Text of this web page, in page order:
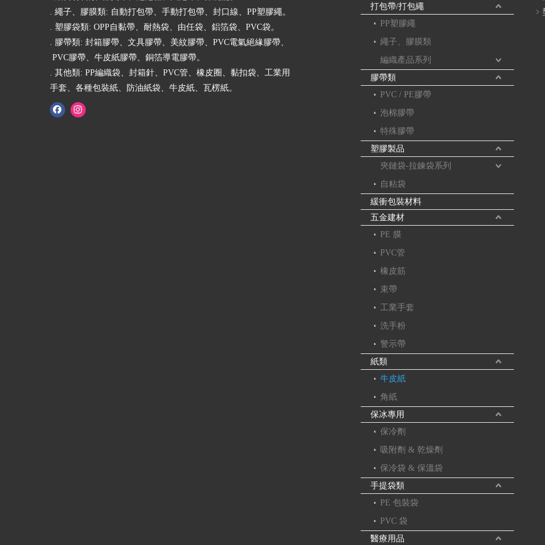
. 繩子、膠膜類: 自動打包帶、手動打包帶、封口線、PP塑膠繩。
. 塑膠袋類: OPP自黏帶、耐熱袋、由任袋、鋁箔袋、PVC袋。
. 膠帶類: 封箱膠帶、文具膠帶、美紋膠帶、PVC電氣絕緣膠帶、
PVC膠帶、牛皮紙膠帶、銅箔導電膠帶。
. 其他類: PP編織袋、封箱針、PVC管、橡皮圈、黏扣袋、工業用
手套、各種包裝紙、防油紙袋、牛皮紙、瓦楞紙。
打包帶/打包繩
PP塑膠繩
繩子、膠膜類
編織產品系列
膠帶類
PVC / PE膠帶
泡棉膠帶
特殊膠帶
塑膠製品
夾鏈袋-拉鍊袋系列
自粘袋
緩衝包裝材料
五金建材
PE 膜
PVC管
橡皮筋
束帶
工業手套
洗手粉
警示帶
紙類
牛皮紙
角紙
保冰專用
保冷劑
吸附劑 & 乾燥劑
保冷袋 & 保溫袋
手提袋類
PE 包裝袋
PVC 袋
醫療用品